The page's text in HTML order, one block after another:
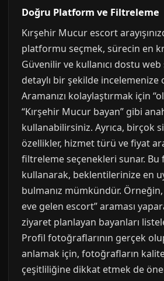
Doğru Platform ve Filtreleme
Kırşehir Mucur escort
platformu seçmek, sürecin en
Güvenilir ve kullanıcı dostu
detaylı bir şekilde incelemenize
Aramanızı kolaylaştırmak için
“Kırşehir Mucur bayan” gibi
kullanabilirsiniz. Ayrıca, birçok
özellikler, hizmet türü ve fiyat
filtreleme seçenekleri sunar.
kullanarak, beklentilerinize en
bulmanız mümkündür.
eve gelen escort” araması
ziyaret planlayan bayanları
Profil fotoğraflarının gerçek
anlamak için, fotoğrafların
çeşitliliğine dikkat etmek de